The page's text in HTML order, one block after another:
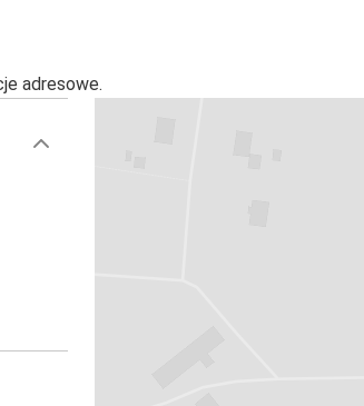
adresowe.